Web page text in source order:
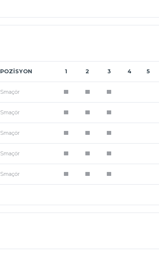
POZISYON 1 2 3 4 5
Smaçör
Smaçör
Smaçör
Smaçör
Smaçör